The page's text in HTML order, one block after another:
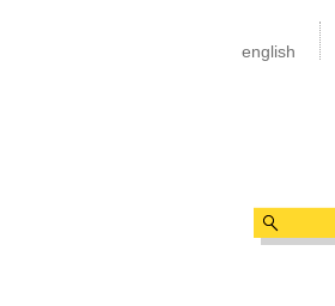
english